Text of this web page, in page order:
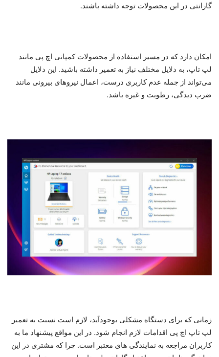
گارانتی در این محصولات توجه داشته باشند.
امکان دارد که در مسیر استفاده از محصولات کمپانی اچ پی مانند
لپ تاپ، به دلایل مختلف نیاز به تعمیر داشته باشید. این دلایل
می‌تواند از جمله عدم کاربری درست، اعمال نیرو‌های بیرونی مانند
ضرب دیدگی، رطوبت و غیره باشد.
زمانی که برای دستگاه مشکلی بوجود‌آید، لازم است نسبت به تعمیر
لپ تاپ اچ پی اقدامات لازم انجام شود. در این مواقع پیشنهاد ما به
کاربران مراجعه به نمایندگی های معتبر است. چرا که مشتری در این